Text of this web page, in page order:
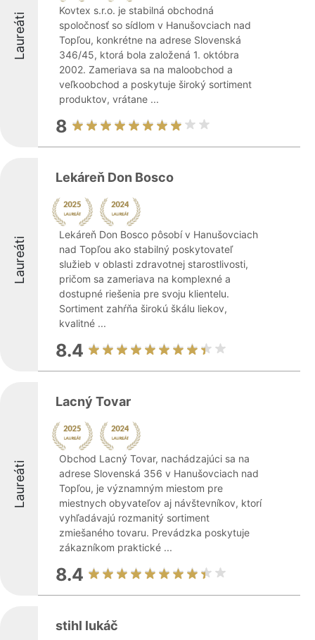
Laureáti
Kovtex s.r.o. je stabilná obchodná
spoločnosť so sídlom v Hanušovciach nad
Topľou, konkrétne na adrese Slovenská
346/45, ktorá bola založená 1. októbra
2002. Zameriava sa na maloobchod a
veľkoobchod a poskytuje široký sortiment
produktov, vrátane ...
8
Laureáti
Lekáreň Don Bosco
Lekáreň Don Bosco pôsobí v Hanušovciach
nad Topľou ako stabilný poskytovateľ
služieb v oblasti zdravotnej starostlivosti,
pričom sa zameriava na komplexné a
dostupné riešenia pre svoju klientelu.
Sortiment zahŕňa širokú škálu liekov,
kvalitné ...
8.4
Laureáti
Lacný Tovar
Obchod Lacný Tovar, nachádzajúci sa na
adrese Slovenská 356 v Hanušovciach nad
Topľou, je významným miestom pre
miestnych obyvateľov aj návštevníkov, ktorí
vyhľadávajú rozmanitý sortiment
zmiešaného tovaru. Prevádzka poskytuje
zákazníkom praktické ...
8.4
stihl lukáč